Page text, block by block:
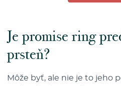
Je promise ring
prsteň?
Môže byť, ale nie je to jeho